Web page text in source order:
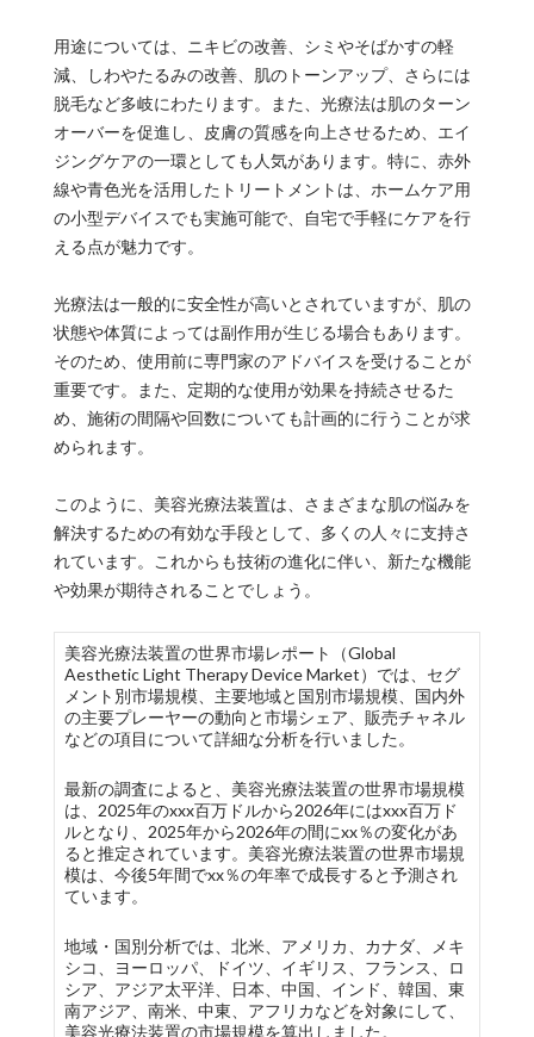
用途については、ニキビの改善、シミやそばかすの軽
減、しわやたるみの改善、肌のトーンアップ、さらには
脱毛など多岐にわたります。また、光療法は肌のターン
オーバーを促進し、皮膚の質感を向上させるため、エイ
ジングケアの一環としても人気があります。特に、赤外
線や青色光を活用したトリートメントは、ホームケア用
の小型デバイスでも実施可能で、自宅で手軽にケアを行
える点が魅力です。
光療法は一般的に安全性が高いとされていますが、肌の
状態や体質によっては副作用が生じる場合もあります。
そのため、使用前に専門家のアドバイスを受けることが
重要です。また、定期的な使用が効果を持続させるた
め、施術の間隔や回数についても計画的に行うことが求
められます。
このように、美容光療法装置は、さまざまな肌の悩みを
解決するための有効な手段として、多くの人々に支持さ
れています。これからも技術の進化に伴い、新たな機能
や効果が期待されることでしょう。
美容光療法装置の世界市場レポート（Global
Aesthetic Light Therapy Device Market）では、セグ
メント別市場規模、主要地域と国別市場規模、国内外
の主要プレーヤーの動向と市場シェア、販売チャネル
などの項目について詳細な分析を行いました。
最新の調査によると、美容光療法装置の世界市場規模
は、2025年のxxx百万ドルから2026年にはxxx百万ド
ルとなり、2025年から2026年の間にxx％の変化があ
ると推定されています。美容光療法装置の世界市場規
模は、今後5年間でxx％の年率で成長すると予測され
ています。
地域・国別分析では、北米、アメリカ、カナダ、メキ
シコ、ヨーロッパ、ドイツ、イギリス、フランス、ロ
シア、アジア太平洋、日本、中国、インド、韓国、東
南アジア、南米、中東、アフリカなどを対象にして、
美容光療法装置の市場規模を算出しました。